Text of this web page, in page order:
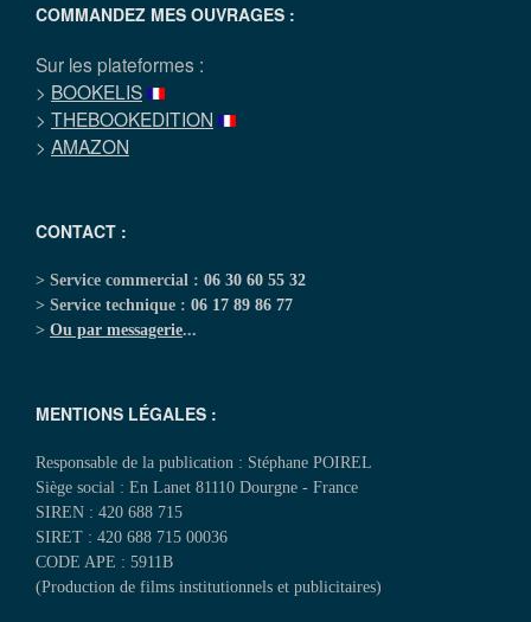
COMMANDEZ MES OUVRAGES :
Sur les plateformes :
> BOOKELIS
> THEBOOKEDITION
> AMAZON
CONTACT :
> Service commercial : 06 30 60 55 32
> Service technique : 06 17 89 86 77
> Ou par messagerie...
MENTIONS LÉGALES :
Responsable de la publication : Stéphane POIREL
Siège social : En Lanet 81110 Dourgne - France
SIREN : 420 688 715
SIRET : 420 688 715 00036
CODE APE : 5911B
(Production de films institutionnels et publicitaires)